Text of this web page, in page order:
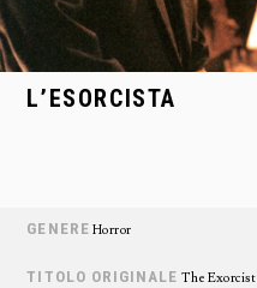
L’ESORCISTA
GENERE Horror
TITOLO ORIGINALE The Exorcist